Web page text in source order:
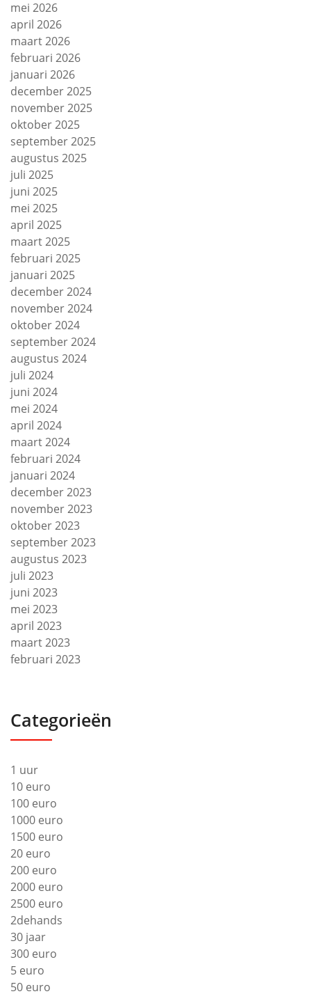
mei 2026
april 2026
maart 2026
februari 2026
januari 2026
december 2025
november 2025
oktober 2025
september 2025
augustus 2025
juli 2025
juni 2025
mei 2025
april 2025
maart 2025
februari 2025
januari 2025
december 2024
november 2024
oktober 2024
september 2024
augustus 2024
juli 2024
juni 2024
mei 2024
april 2024
maart 2024
februari 2024
januari 2024
december 2023
november 2023
oktober 2023
september 2023
augustus 2023
juli 2023
juni 2023
mei 2023
april 2023
maart 2023
februari 2023
Categorieën
1 uur
10 euro
100 euro
1000 euro
1500 euro
20 euro
200 euro
2000 euro
2500 euro
2dehands
30 jaar
300 euro
5 euro
50 euro